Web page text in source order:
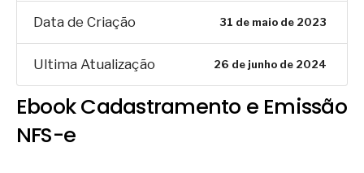
Data de Criação 31 de maio de 2023
Ultima Atualização 26 de junho de 2024
Ebook Cadastramento e Emissão
NFS-e